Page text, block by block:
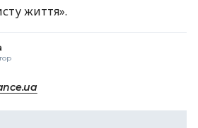
життя».